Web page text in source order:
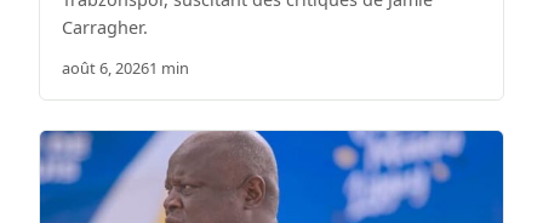
Carragher.
août 6, 20261 min